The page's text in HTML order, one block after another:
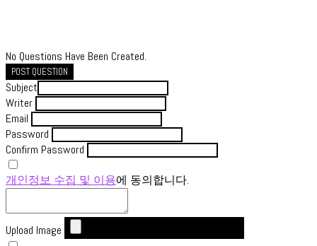
No Questions Have Been Created.
POST QUESTION
Subject
Writer
Email
Password
Confirm Password
개인정보 수집 및 이용에 동의합니다.
Upload Image